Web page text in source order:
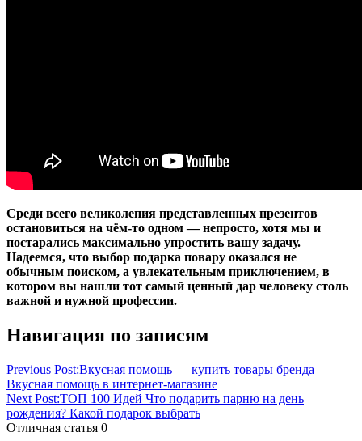
Среди всего великолепия представленных презентов
остановиться на чём-то одном — непросто, хотя мы и
постарались максимально упростить вашу задачу.
Надеемся, что выбор подарка повару оказался не
обычным поиском, а увлекательным приключением, в
котором вы нашли тот самый ценный дар человеку столь
важной и нужной профессии.
Блог
Навигация по записям
Previous Post:Вкусная помощь — купить товары бренда
Вкусная помощь в интернет-магазине
Next Post:ТОП 100 Идей Что подарить парню на день
рождения? Какой подарок выбрать
Отличная статья 0